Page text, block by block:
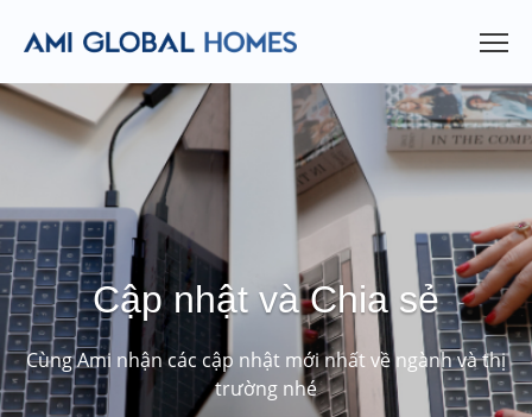
Cập nhật và Chia sẻ
Cùng Ami nhận các cập nhật mới nhất về ngành và thị
trường nhé